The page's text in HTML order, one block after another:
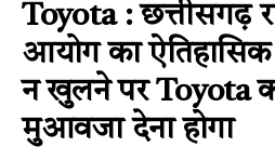
Toyota : छत्तीसगढ़
आयोग का
न खुलने पर Toyota
मुआवजा देना होगा